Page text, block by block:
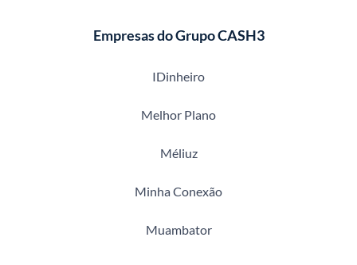
Empresas do Grupo CASH3
IDinheiro
Melhor Plano
Méliuz
Minha Conexão
Muambator